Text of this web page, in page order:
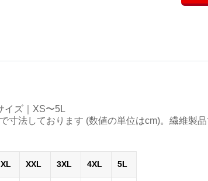
イズ｜XS〜5L
寸法しております (数値の単位はcm)。繊維製
XL XXL 3XL 4XL 5L